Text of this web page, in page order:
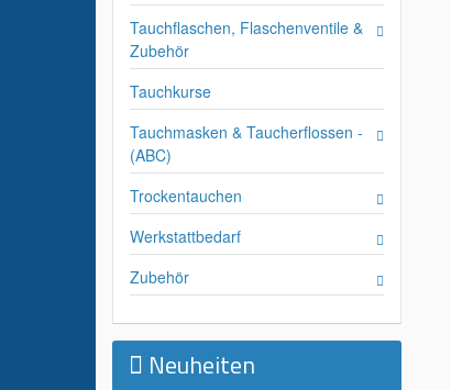
Tauchflaschen, Flaschenventile &
Zubehör
Tauchkurse
Tauchmasken & Taucherflossen -
(ABC)
Trockentauchen
Werkstattbedarf
Zubehör
Neuheiten